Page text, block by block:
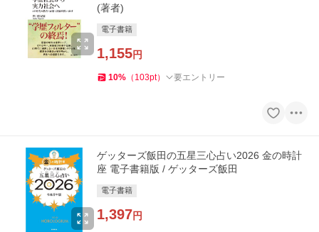
(著者)
電子書籍
1,155円
10% （ 103pt） 要エントリー
ゲッターズ飯田の五星三心占い2026 金の時計
座 電子書籍版 / ゲッターズ飯田
電子書籍
1,397円